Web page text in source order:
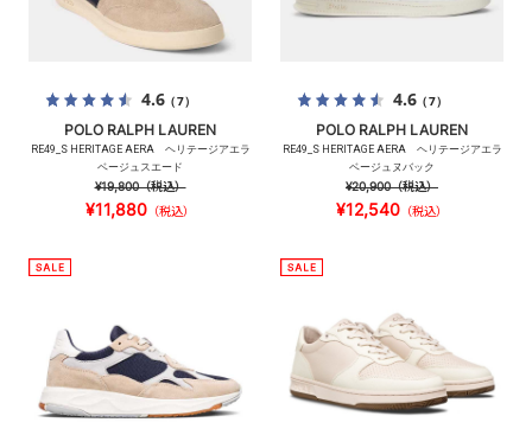
4.6（7）
POLO RALPH LAUREN
RE49_S HERITAGE AERA ヘリテージアエラ
ベージュスエード
¥19,800（税込）
¥11,880 （税込）
4.6（7）
POLO RALPH LAUREN
RE49_S HERITAGE AERA ヘリテージアエラ
ベージュヌバック
¥20,900（税込）
¥12,540 （税込）